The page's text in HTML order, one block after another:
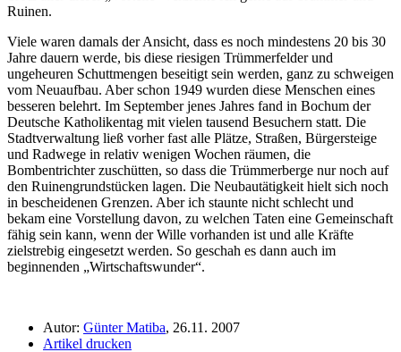
Ruinen.
Viele waren damals der Ansicht, dass es noch mindestens 20 bis 30
Jahre dauern werde, bis diese riesigen Trümmerfelder und
ungeheuren Schuttmengen beseitigt sein werden, ganz zu schweigen
vom Neuaufbau. Aber schon 1949 wurden diese Menschen eines
besseren belehrt. Im September jenes Jahres fand in Bochum der
Deutsche Katholikentag mit vielen tausend Besuchern statt. Die
Stadtverwaltung ließ vorher fast alle Plätze, Straßen, Bürgersteige
und Radwege in relativ wenigen Wochen räumen, die
Bombentrichter zuschütten, so dass die Trümmerberge nur noch auf
den Ruinengrundstücken lagen. Die Neubautätigkeit hielt sich noch
in bescheidenen Grenzen. Aber ich staunte nicht schlecht und
bekam eine Vorstellung davon, zu welchen Taten eine Gemeinschaft
fähig sein kann, wenn der Wille vorhanden ist und alle Kräfte
zielstrebig eingesetzt werden. So geschah es dann auch im
beginnenden
Wirtschaftswunder .
Autor: Günter Matiba, 26.11. 2007
Artikel drucken